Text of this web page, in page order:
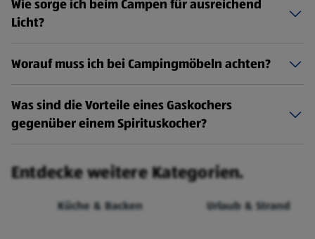
Wie sorge ich beim Campen für ausreichend
Licht?
Worauf muss ich bei Campingmöbeln achten?
Was sind die Vorteile eines Gaskochers
gegenüber einem Spirituskocher?
Entdecke weitere Kategorien.
Küche & Backen Urlaub & Strand